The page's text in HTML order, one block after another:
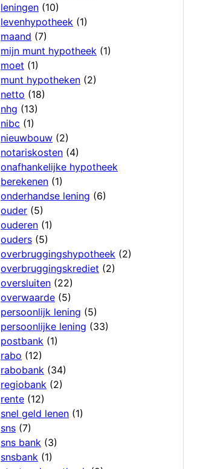
leningen (10)
levenhypotheek (1)
maand (7)
mijn munt hypotheek (1)
moet (1)
munt hypotheken (2)
netto (18)
nhg (13)
nibc (1)
nieuwbouw (2)
notariskosten (4)
onafhankelijke hypotheek
berekenen (1)
onderhandse lening (6)
ouder (5)
ouderen (1)
ouders (5)
overbruggingshypotheek (2)
overbruggingskrediet (2)
oversluiten (22)
overwaarde (5)
persoonlijk lening (5)
persoonlijke lening (33)
postbank (1)
rabo (12)
rabobank (34)
regiobank (2)
rente (12)
snel geld lenen (1)
sns (7)
sns bank (3)
snsbank (1)